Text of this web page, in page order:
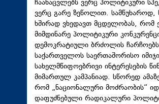
ჩაანაცვლებს ვერც პოლიტიკური
ვერც გარე ზეწოლით.
ხშირად ვხედავთ მცდელობას, რომ
მიმდინარე პოლიტიკური
დემოკრატიული ბრძოლის
საქართველოს საერთაშორისო
სახელმწიფოებრივი ინტერესების
მიმართულ კამპანიად. სწორედ
რომ „ნაციონალური მოძრაობის“
დაფუძნებული რადიკალური